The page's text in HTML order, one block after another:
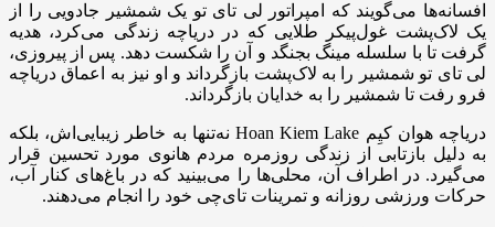
افسانه‌ها می‌گویند که امپراتور لی تای تو یک شمشیر جادویی را از
یک لاک‌پشت غول‌پیکر طلایی که در دریاچه زندگی می‌کرد، هدیه
گرفت تا با سلسله مینگ بجنگد و آن را شکست دهد. پس از پیروزی،
لی تای تو شمشیر را به لاک‌پشت بازگرداند و او نیز به اعماق دریاچه
فرو رفت تا شمشیر را به خدایان بازگرداند.
دریاچه هوان کیِم Hoan Kiem Lake نه‌تنها به خاطر زیبایی‌اش، بلکه
به دلیل بازتابی از زندگی روزمره مردم هانوی مورد تحسین قرار
می‌گیرد. در اطراف آن، محلی‌ها را می‌بینید که در باغ‌های کنار آب،
حرکات ورزشی روزانه و تمرینات تای‌چی خود را انجام می‌دهند.